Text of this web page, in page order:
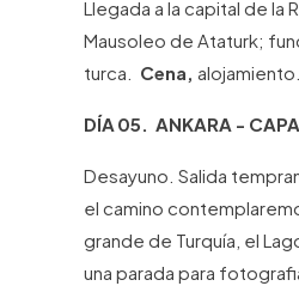
Llegada a la capital de la
Mausoleo de Ataturk;
turca. Cena, alojamiento.
DÍA 05. ANKARA -
Desayuno. Salida
el camino
grande de Turquía, el
una parada para